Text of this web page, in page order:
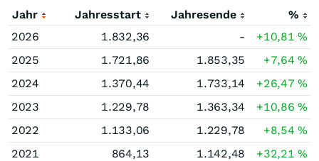
Jahr Jahresstart Jahresende
%
2026
1.832,36 - +10,81%
2025
1.721,86 1.853,35 +7,64%
2024
1.370,44 1.733,14 +26,47%
2023
1.229,78 1.363,34 +10,86%
2022
1.133,06 1.229,78 +8,54%
2021
864,13 1.142,48 +32,21%